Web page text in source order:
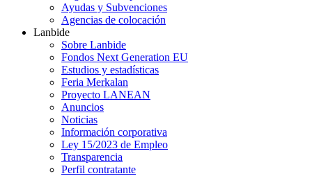
Ayudas y Subvenciones
Agencias de colocación
Lanbide
Sobre Lanbide
Fondos Next Generation EU
Estudios y estadísticas
Feria Merkalan
Proyecto LANEAN
Anuncios
Noticias
Información corporativa
Ley 15/2023 de Empleo
Transparencia
Perfil contratante